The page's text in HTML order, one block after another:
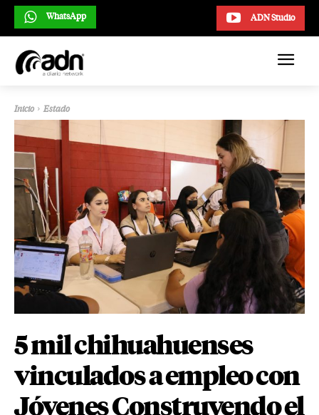
ADN Studio
WhatsApp
Inicio Estado
5 mil chihuahuenses
vinculados a empleo con
Jóvenes Construyendo el